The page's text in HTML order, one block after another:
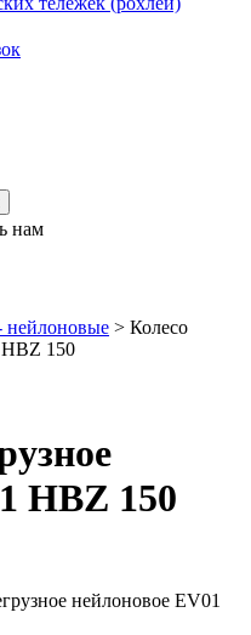
нам
нейлоновые > Колесо
150
HBZ 150
нейлоновое EV01